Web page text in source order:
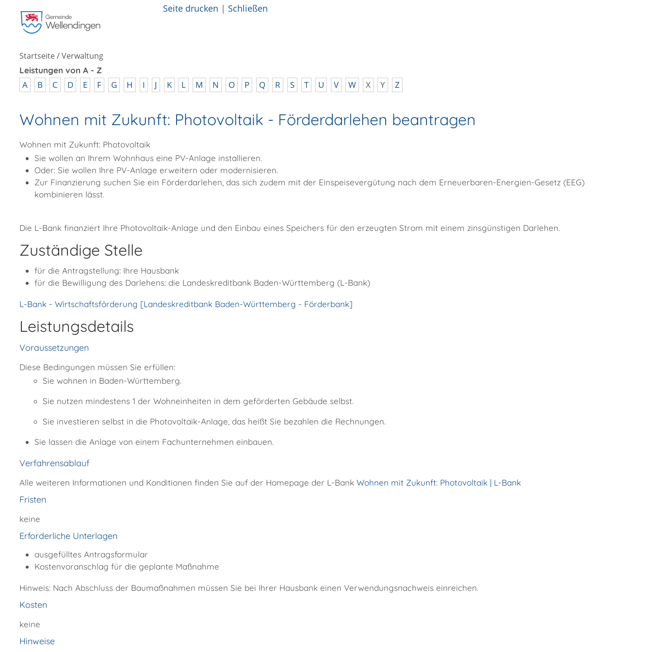
Seite drucken | Schließen
Startseite/Verwaltung
Leistungen von A - Z
A B C D E F G H I J K L M N O P Q R S T U V W X Y Z
Wohnen mit Zukunft: Photovoltaik - Förderdarlehen beantragen
Wohnen mit Zukunft: Photovoltaik
Sie wollen an Ihrem Wohnhaus eine PV-Anlage installieren.
Oder: Sie wollen Ihre PV-Anlage erweitern oder modernisieren.
Zur Finanzierung suchen Sie ein Förderdarlehen, das sich zudem mit der Einspeisevergütung nach dem Erneuerbaren-Energien-Gesetz (EEG)
kombinieren lässt.
Die L-Bank finanziert Ihre Photovoltaik-Anlage und den Einbau eines Speichers für den erzeugten Strom mit einem zinsgünstigen Darlehen.
Zuständige Stelle
für die Antragstellung: Ihre Hausbank
für die Bewilligung des Darlehens: die Landeskreditbank Baden-Württemberg (L-Bank)
L-Bank - Wirtschaftsförderung [Landeskreditbank Baden-Württemberg - Förderbank]
Leistungsdetails
Voraussetzungen
Diese Bedingungen müssen Sie erfüllen:
Sie wohnen in Baden-Württemberg.
Sie nutzen mindestens 1 der Wohneinheiten in dem geförderten Gebäude selbst.
Sie investieren selbst in die Photovoltaik-Anlage, das heißt Sie bezahlen die Rechnungen.
Sie lassen die Anlage von einem Fachunternehmen einbauen.
Verfahrensablauf
Alle weiteren Informationen und Konditionen finden Sie auf der Homepage der L-Bank Wohnen mit Zukunft: Photovoltaik | L-Bank
Fristen
keine
Erforderliche Unterlagen
ausgefülltes Antragsformular
Kostenvoranschlag für die geplante Maßnahme
Hinweis: Nach Abschluss der Baumaßnahmen müssen Sie bei Ihrer Hausbank einen Verwendungsnachweis einreichen.
Kosten
keine
Hinweise